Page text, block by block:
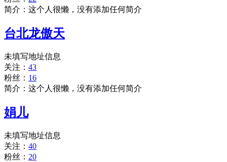
简介：这个人很懒，没有添加任何简介
台北龙傲天
未填写地址信息
关注： 43
粉丝： 16
简介：这个人很懒，没有添加任何简介
娟儿
未填写地址信息
关注： 40
粉丝： 20